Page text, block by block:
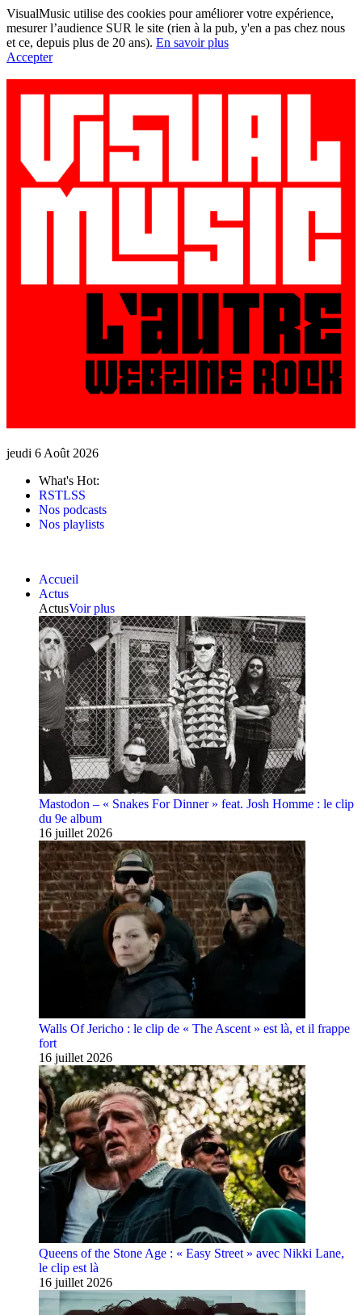
VisualMusic utilise des cookies pour améliorer votre expérience,
mesurer l’audience SUR le site (rien à la pub, y'en a pas chez nous
et ce, depuis plus de 20 ans). En savoir plus
Accepter
jeudi 6 Août 2026
What's Hot:
RSTLSS
Nos podcasts
Nos playlists
Accueil
Actus
ActusVoir plus
Mastodon – « Snakes For Dinner » feat. Josh Homme : le clip
du 9e album
16 juillet 2026
Walls Of Jericho : le clip de « The Ascent » est là, et il frappe
fort
16 juillet 2026
Queens of the Stone Age : « Easy Street » avec Nikki Lane,
le clip est là
16 juillet 2026